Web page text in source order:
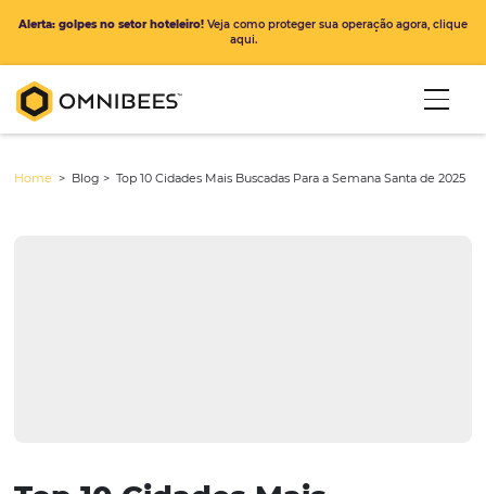
Alerta: golpes no setor hoteleiro!Veja como proteger sua operação